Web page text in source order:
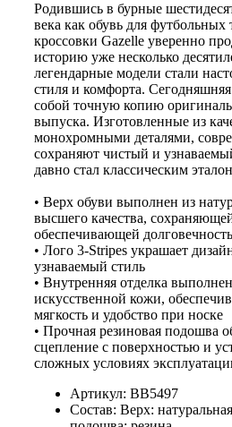
Родившись в бурные
века как обувь для футбольных
кроссовки Gazelle уверенно
историю уже несколько
легендарные модели стали
стиля и комфорта. Сегодняшняя
собой точную копию
выпуска. Изготовленные из
монохромными деталями,
сохраняют чистый и
давно стал классическим
• Верх обуви выполнен из
высшего качества,
обеспечивающей
• Лого 3-Stripes украшает
узнаваемый стиль
• Внутренняя отделка
искусственной кожи,
мягкость и удобство при носке
• Прочная резиновая подошва
сцепление с поверхностью и
сложных условиях
Артикул: BB5497
Состав: Верх: